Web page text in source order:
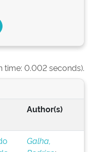
time: 0.002 seconds).
Author(s)
Galha,